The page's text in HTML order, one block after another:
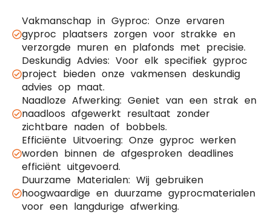
Vakmanschap in Gyproc: Onze ervaren
gyproc plaatsers zorgen voor strakke en
verzorgde muren en plafonds met precisie.
Deskundig Advies: Voor elk specifiek gyproc
project bieden onze vakmensen deskundig
advies op maat.
Naadloze Afwerking: Geniet van een strak en
naadloos afgewerkt resultaat zonder
zichtbare naden of bobbels.
Efficiënte Uitvoering: Onze gyproc werken
worden binnen de afgesproken deadlines
efficiënt uitgevoerd.
Duurzame Materialen: Wij gebruiken
hoogwaardige en duurzame gyprocmaterialen
voor een langdurige afwerking.